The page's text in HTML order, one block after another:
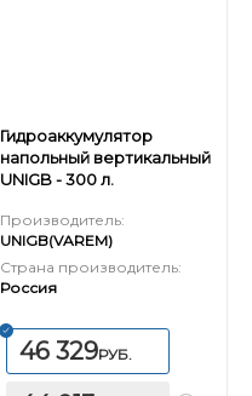
Гидроаккумулятор
напольный вертикальный
UNIGB - 300 л.
Производитель:
UNIGB(VAREM)
Страна производитель:
Россия
46 329РУБ.